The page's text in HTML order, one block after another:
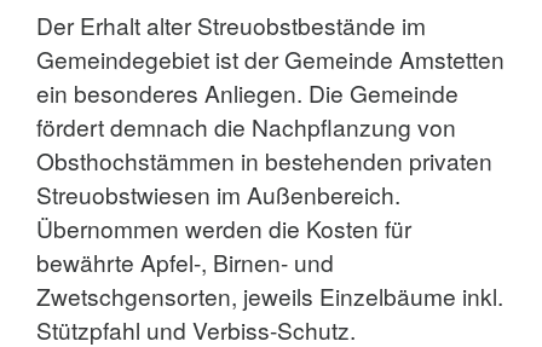
Der Erhalt alter Streuobstbestände im
Gemeindegebiet ist der Gemeinde Amstetten
ein besonderes Anliegen. Die Gemeinde
fördert demnach die Nachpflanzung von
Obsthochstämmen in bestehenden privaten
Streuobstwiesen im Außenbereich.
Übernommen werden die Kosten für
bewährte Apfel-, Birnen- und
Zwetschgensorten, jeweils Einzelbäume inkl.
Stützpfahl und Verbiss-Schutz.